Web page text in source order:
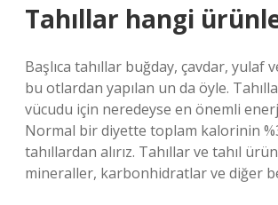
Tahıllar hangi
Başlıca tahıllar buğday, çavdar, yulaf
bu otlardan yapılan un da öyle.
vücudu için neredeyse en önemli
Normal bir diyette toplam kalorinin
tahıllardan alırız. Tahıllar ve tahıl
mineraller, karbonhidratlar ve diğer